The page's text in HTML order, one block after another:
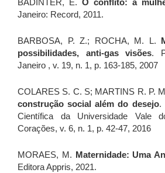
BADINTER, E. O conflito: a
Janeiro: Record, 2011.
BARBOSA, P. Z.; ROCHA, M. L.
possibilidades, anti-gas visões.
Janeiro , v. 19, n. 1, p. 163-185, 2007
COLARES S. C. S; MARTINS R. P.
construção social além do desejo.
Científica da Universidade Vale
Corações, v. 6, n. 1, p. 42-47, 2016
MORAES, M. Maternidade: Uma
Editora Appris, 2021.